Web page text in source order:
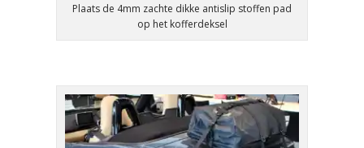
Plaats de 4mm zachte dikke antislip stoffen pad
op het kofferdeksel